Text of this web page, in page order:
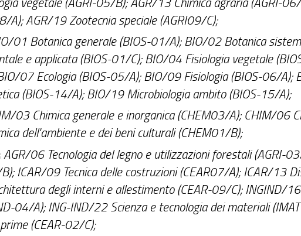
A); AGR/19 Zootecnia speciale (AGRI09/C);
01 Botanica generale (BIOS-01/A); BIO/02 Botanica
e applicata (BIOS-01/C); BIO/04 Fisiologia vegetale
07 Ecologia (BIOS-05/A); BIO/09 Fisiologia (BIOS-06/A);
(BIOS-14/A); BIO/19 Microbiologia ambito (BIOS-15/A);
03 Chimica generale e inorganica (CHEM03/A); CHIM/06
dell'ambiente e dei beni culturali (CHEM01/B);
AGR/06 Tecnologia del legno e utilizzazioni forestali (AGRI-
ICAR/09 Tecnica delle costruzioni (CEAR07/A); ICAR/13
degli interni e allestimento (CEAR-09/C); INGIND/16
04/A); ING-IND/22 Scienza e tecnologia dei materiali
(CEAR-02/C);